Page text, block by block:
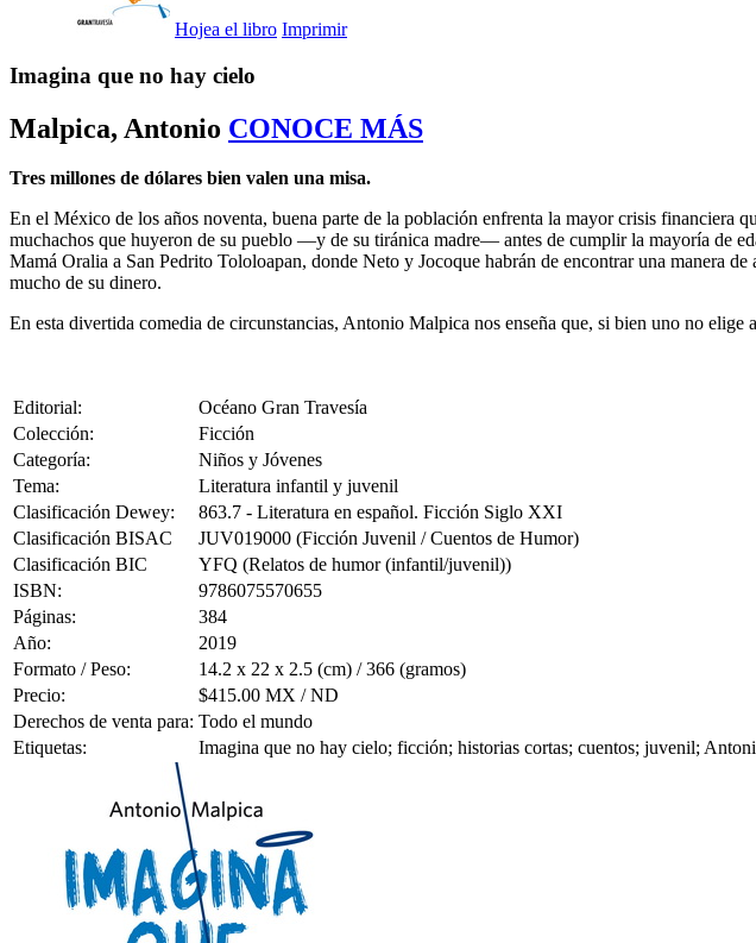
Hojea el libro Imprimir
Imagina que no hay cielo
Malpica, Antonio CONOCE MÁS
Tres millones de dólares bien valen una misa.
En el México de los años noventa, buena parte de la población enfrenta la mayor crisis financiera
muchachos que huyeron de su pueblo —y de su tiránica madre— antes de cumplir la mayoría de
Mamá Oralia a San Pedrito Tololoapan, donde Neto y Jocoque habrán de encontrar una manera
mucho de su dinero.
En esta divertida comedia de circunstancias, Antonio Malpica nos enseña que, si bien uno no elige
Editorial:
Océano Gran Travesía
Colección:
Ficción
Categoría:
Niños y Jóvenes
Tema:
Literatura infantil y juvenil
Clasificación Dewey:
863.7 - Literatura en español. Ficción Siglo XXI
Clasificación BISAC
JUV019000 (Ficción Juvenil / Cuentos de Humor)
Clasificación BIC
YFQ (Relatos de humor (infantil/juvenil))
ISBN:
9786075570655
Páginas:
384
Año:
2019
Formato / Peso:
14.2 x 22 x 2.5 (cm) / 366 (gramos)
Precio:
$415.00 MX / ND
Derechos de venta para: Todo el mundo
Etiquetas:
Imagina que no hay cielo; ficción; historias cortas; cuentos; juvenil;